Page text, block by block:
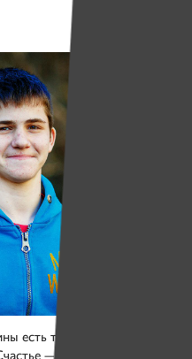
есть три главных качества: